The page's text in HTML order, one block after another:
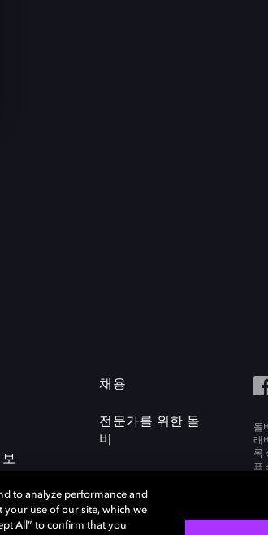
채용
전문가를 위한 돌
비
돌
래
록
표
to analyze performance and
use of our site, which we
All” to confirm that you